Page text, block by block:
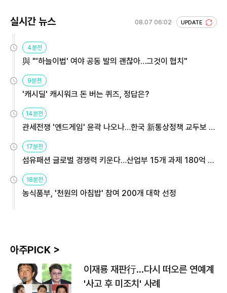
실시간 뉴스 08.07 06:02 UPDATE
4분전
與 "'하늘이법' 여야 공동 발의 괜찮아…그것이 협치"
9분전
'캐시딜' 캐시워크 돈 버는 퀴즈, 정답은?
14분전
관세전쟁 '엔드게임' 윤곽 나오나…한국 新통상정책 교두보 활
용해야
17분전
섬유패션 글로벌 경쟁력 키운다…산업부 15개 과제 180억 지
원
18분전
농식품부, '천원의 아침밥' 참여 200개 대학 선정
아주PICK >
이재룡 재판行…다시 떠오른 연예계
'사고 후 미조치' 사례